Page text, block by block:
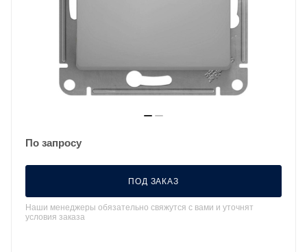
По запросу
ПОД ЗАКАЗ
Наши менеджеры обязательно свяжутся с вами и уточнят
условия заказа